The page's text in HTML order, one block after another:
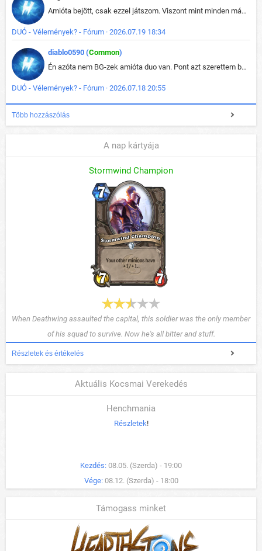
Amióta bejött, csak ezzel játszom. Viszont mint minden más - akár az alapjáték is, ez is baromira összetett lett. Néha már pár kör után is esélytelen az egész. Vagy irreállisan túltápol valaki, vagy lelép a partner, vagy csak hülye mint a segg. És amikor eljönne az én időm, na akkor jön el mindenki másé is. Engem jobban érdekelne, hogy ki milyen ratingen szokott játszani. Na ez lenne egy érdekes adat.
DUÓ - Vélemények? - Fórum · 2026.07.19 18:34
diablo0590 (Common)
Én azóta nem BG-zek amióta duo van. Pont azt szerettem benne, hogy rajtam múlik mi történik, nem pedig a társamon. Kérem vissza a régi BG-t :D
DUÓ - Vélemények? - Fórum · 2026.07.18 20:55
Több hozzászólás
A nap kártyája
Stormwind Champion
When Deathwing assaulted the capital, this soldier was the only member
of his squad to survive. Now he's all bitter and stuff.
Részletek és értékelés
Aktuális Kocsmai Verekedés
Henchmania
Részletek!
Kezdés: 08.05. (Szerda) - 19:00
Vége: 08.12. (Szerda) - 18:00
Támogass minket